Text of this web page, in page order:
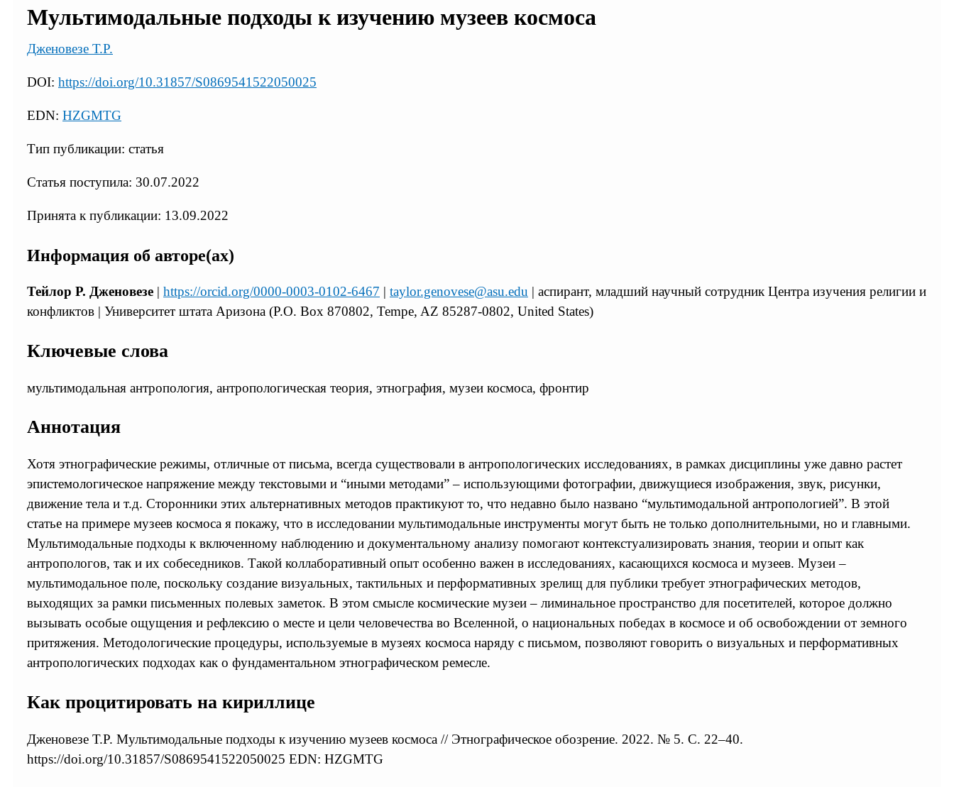
Мультимодальные подходы к изучению музеев космоса
Дженовезе Т.Р.
DOI: https://doi.org/10.31857/S0869541522050025
EDN: HZGMTG
Тип публикации: статья
Статья поступила: 30.07.2022
Принята к публикации: 13.09.2022
Информация об авторе(ах)
Тейлор Р. Дженовезе | https://orcid.org/0000-0003-0102-6467 | taylor.genovese@asu.edu | аспирант, младший научный сотрудник Центра изучения религии и
конфликтов | Университет штата Аризона (P.O. Box 870802, Tempe, AZ 85287-0802, United States)
Ключевые слова
мультимодальная антропология, антропологическая теория, этнография, музеи космоса, фронтир
Аннотация
Хотя этнографические режимы, отличные от письма, всегда существовали в антропологических исследованиях, в рамках дисциплины уже давно растет
эпистемологическое напряжение между текстовыми и “иными методами” – использующими фотографии, движущиеся изображения, звук, рисунки,
движение тела и т.д. Сторонники этих альтернативных методов практикуют то, что недавно было названо “мультимодальной антропологией”. В этой
статье на примере музеев космоса я покажу, что в исследовании мультимодальные инструменты могут быть не только дополнительными, но и главными.
Мультимодальные подходы к включенному наблюдению и документальному анализу помогают контекстуализировать знания, теории и опыт как
антропологов, так и их собеседников. Такой коллаборативный опыт особенно важен в исследованиях, касающихся космоса и музеев. Музеи –
мультимодальное поле, поскольку создание визуальных, тактильных и перформативных зрелищ для публики требует этнографических методов,
выходящих за рамки письменных полевых заметок. В этом смысле космические музеи – лиминальное пространство для посетителей, которое должно
вызывать особые ощущения и рефлексию о месте и цели человечества во Вселенной, о национальных победах в космосе и об освобождении от земного
притяжения. Методологические процедуры, используемые в музеях космоса наряду с письмом, позволяют говорить о визуальных и перформативных
антропологических подходах как о фундаментальном этнографическом ремесле.
Как процитировать на кириллице
Дженовезе Т.Р. Мультимодальные подходы к изучению музеев космоса // Этнографическое обозрение. 2022. № 5. С. 22–40.
https://doi.org/10.31857/S0869541522050025 EDN: HZGMTG